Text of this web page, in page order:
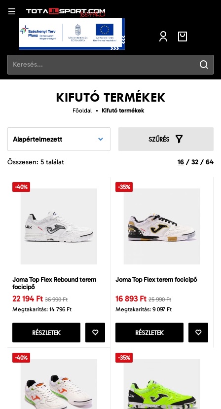
KIFUTÓ TERMÉKEK
Főoldal Kifutó termékek
Alapértelmezett SZŰRÉS
Összesen: 5 találat 16 / 32 / 64
-40%
Joma Top Flex Rebound terem
focicipő
22 194 Ft 36 990 Ft
Megtakarítás: 14 796 Ft
RÉSZLETEK
-35%
Joma Top Flex terem focicipő
16 893 Ft 25 990 Ft
Megtakarítás: 9 097 Ft
RÉSZLETEK
-40% -35%